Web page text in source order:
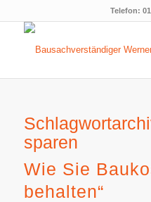
Telefon:
sparen
Wie Sie
behalten“